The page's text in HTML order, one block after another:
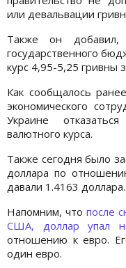
или девальвации
Также он
государственного
курс 4,95-5,25 гривны
Как сообщалось
экономического
Украине
валютного курса.
Также сегодня было
доллара по
давали 1.4163 доллара.
Напомним, что после
США, доллар упал
отношению к евро.
один евро.